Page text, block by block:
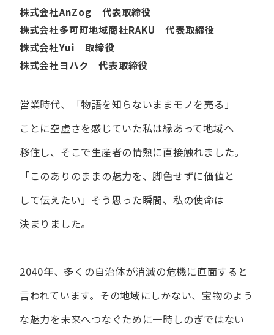
株式会社AnZog 代表取締役
株式会社多可町地域商社RAKU 代表取締役
株式会社Yui 取締役
株式会社ヨハク 代表取締役
営業時代、​「物語を​知らないまま​モノを​売る」
ことに​空虚さを​感じていた​私は縁あって​地域へ​
移住し、​そこで​生産者の​情熱に​直接触れました。
「この​ありの​ままの​魅力を、​脚色せずに​価値と​
して​伝えたい」 そう​思った​瞬間、​私の​使命は​
決まりました。
2040年、多くの自治体が消滅の危機に直面すると
言われています。 その地域にしかない、宝物のよう
な魅力を未来へつなぐために一時しのぎではない